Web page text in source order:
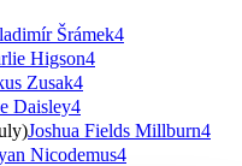
Šrámek4
Higson4
Zusak4
Daisley4
Joshua Fields Millburn4
Nicodemus4